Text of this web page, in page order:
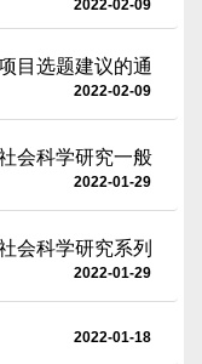
2022-02-09
目选题建议的通
2022-02-09
会科学研究一般
2022-01-29
会科学研究系列
2022-01-29
2022-01-18